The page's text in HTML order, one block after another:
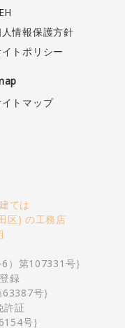
情報保護方針
トポリシー
トマップ
ては
区) の工務店
）第107331号｝
録
号｝
許証
号｝